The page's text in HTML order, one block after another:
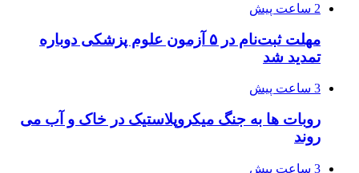
2 ساعت پیش
مهلت ثبت‌نام در ۵ آزمون علوم پزشکی دوباره
تمدید شد
3 ساعت پیش
روبات ها به جنگ میکروپلاستیک در خاک و آب می
روند
3 ساعت پیش